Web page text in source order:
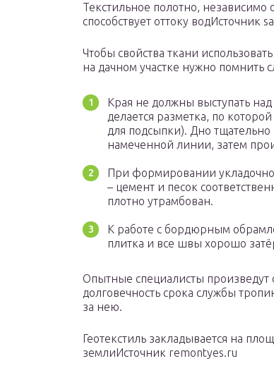
Текстильное полотно,
способствует оттоку водИсточник
Чтобы свойства ткани
на дачном участке нужно помнить
Края не должны выступать
делается разметка, по
для подсыпки). Дно
намеченной линии, затем
При формировании
– цемент и песок
плотно утрамбован.
К работе с бордюрным
плитка и все швы хорошо
Опытные специалисты произведут
долговечность срока службы
за нею.
Геотекстиль закладывается на
землиИсточник remontyes.ru